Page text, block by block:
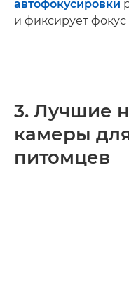
автофокусировки
и фиксирует
3. Лучшие
камеры
питомцев